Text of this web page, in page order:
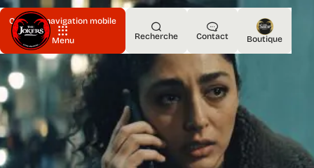
Ouvrir la navigation mobile
Menu
Recherche Contact Boutique